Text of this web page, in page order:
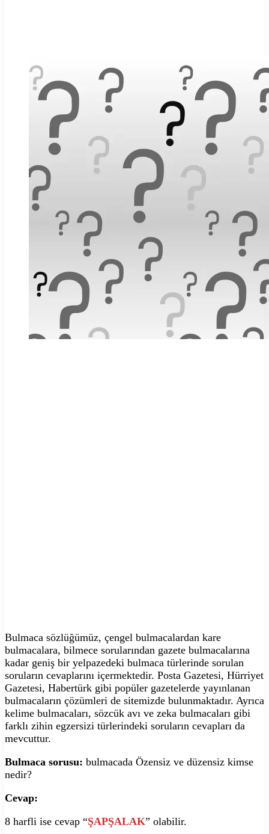
Bulmaca sözlüğümüz, çengel bulmacalardan kare
bulmacalara, bilmece sorularından gazete bulmacalarına
kadar geniş bir yelpazedeki bulmaca türlerinde sorulan
soruların cevaplarını içermektedir. Posta Gazetesi, Hürriyet
Gazetesi, Habertürk gibi popüler gazetelerde yayınlanan
bulmacaların çözümleri de sitemizde bulunmaktadır. Ayrıca
kelime bulmacaları, sözcük avı ve zeka bulmacaları gibi
farklı zihin egzersizi türlerindeki soruların cevapları da
mevcuttur.
Bulmaca sorusu: bulmacada Özensiz ve düzensiz kimse
nedir?
Cevap:
8 harfli ise cevap “ŞAPŞALAK” olabilir.